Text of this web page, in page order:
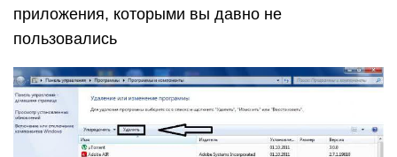
приложения, которыми вы давно не
пользовались